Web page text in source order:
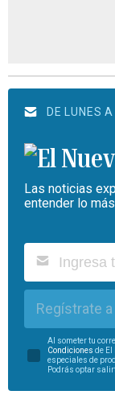
DE LUNES
Las noticias
entender lo
Regístrate
Al someter tu
Condiciones de El
especiales de
Podrás optar